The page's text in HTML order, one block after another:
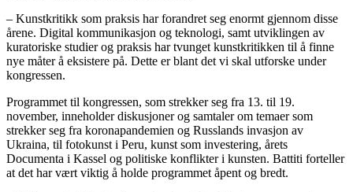
– Kunstkritikk som praksis har forandret seg enormt gjennom disse
årene. Digital kommunikasjon og teknologi, samt utviklingen av
kuratoriske studier og praksis har tvunget kunstkritikken til å finne
nye måter å eksistere på. Dette er blant det vi skal utforske under
kongressen.
Programmet til kongressen, som strekker seg fra 13. til 19.
november, inneholder diskusjoner og samtaler om temaer som
strekker seg fra koronapandemien og Russlands invasjon av
Ukraina, til fotokunst i Peru, kunst som investering, årets
Documenta i Kassel og politiske konflikter i kunsten. Battiti forteller
at det har vært viktig å holde programmet åpent og bredt.